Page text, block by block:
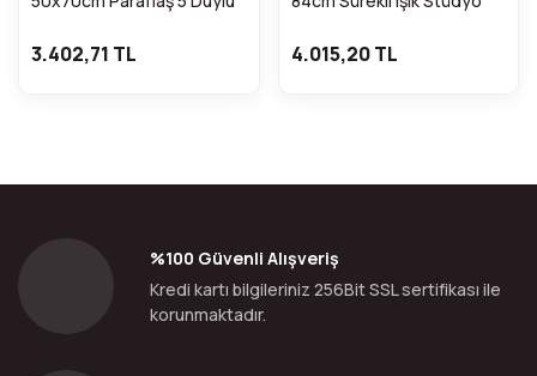
3.402,71 TL 4.015,20 TL
%100 Güvenli Alışveriş
Kredi kartı bilgileriniz 256Bit SSL sertifikası ile
korunmaktadır.